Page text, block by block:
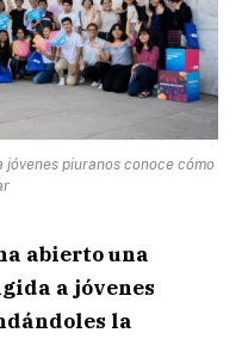
piuranos conoce cómo
abierto una
a jóvenes
la